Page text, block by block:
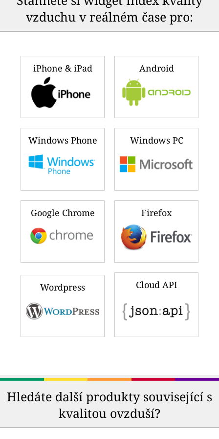
vzduchu v reálném čase pro:
iPhone & iPad Android
Windows Phone Windows PC
Google Chrome Firefox
Wordpress Cloud API
Hledáte další produkty související s
kvalitou ovzduší?